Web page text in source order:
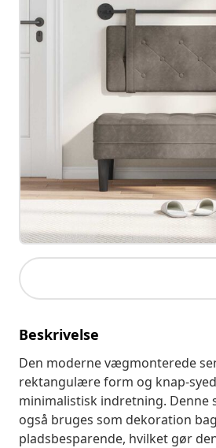
Beskrivelse
Den moderne vægmonterede
rektangulære form og knap-
minimalistisk indretning. Denne
også bruges som dekoration
pladsbesparende, hvilket gør